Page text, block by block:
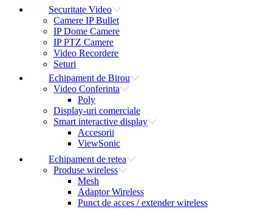
Securitate Video
Camere IP Bullet
IP Dome Camere
IP PTZ Camere
Video Recordere
Seturi
Echipament de Birou
Video Conferinta
Poly
Display-uri comerciale
Smart interactive display
Accesorii
ViewSonic
Echipament de retea
Produse wireless
Mesh
Adaptor Wireless
Punct de acces / extender wireless